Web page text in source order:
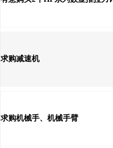
求购减速机
求购机械手、机械手臂